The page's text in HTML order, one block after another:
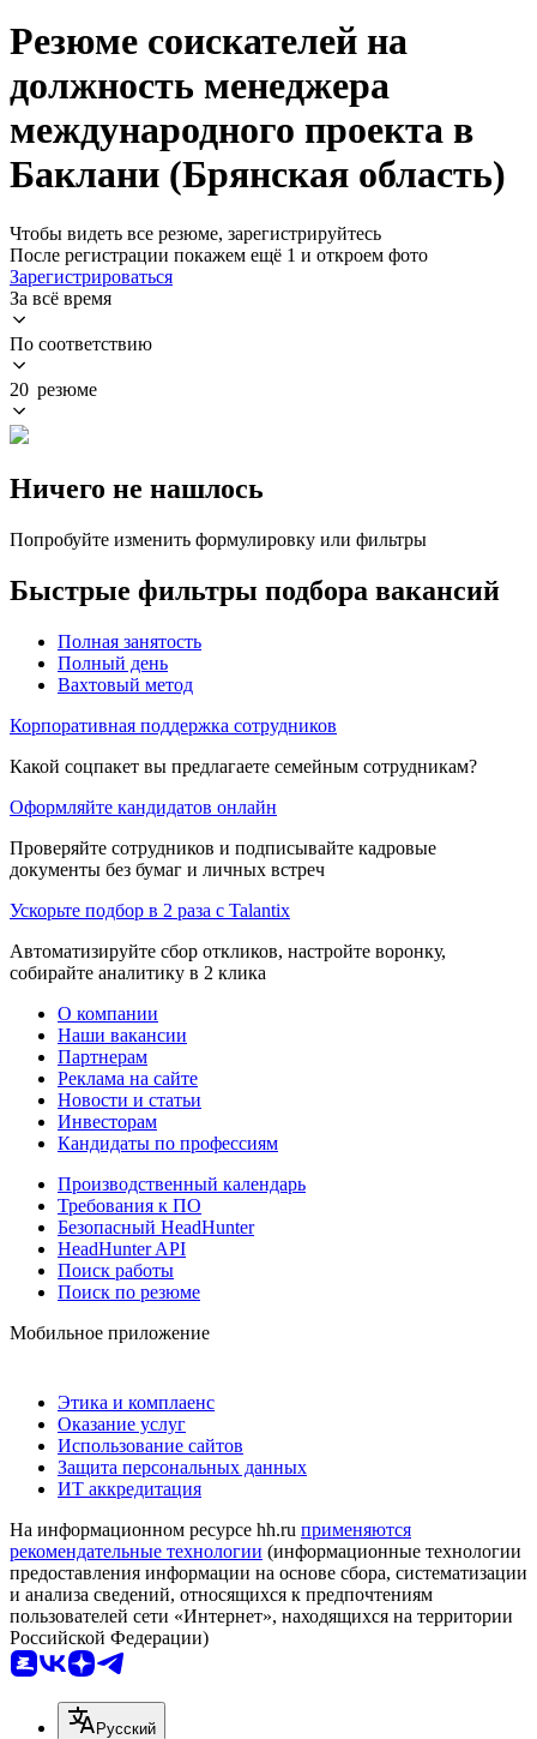
Резюме соискателей на
должность менеджера
международного проекта в
Баклани (Брянская область)
Чтобы видеть все резюме, зарегистрируйтесь
После регистрации покажем ещё 1 и откроем фото
Зарегистрироваться
За всё время
По соответствию
20 резюме
Ничего не нашлось
Попробуйте изменить формулировку или фильтры
Быстрые фильтры подбора вакансий
Полная занятость
Полный день
Вахтовый метод
Корпоративная поддержка сотрудников
Какой соцпакет вы предлагаете семейным сотрудникам?
Оформляйте кандидатов онлайн
Проверяйте сотрудников и подписывайте кадровые
документы без бумаг и личных встреч
Ускорьте подбор в 2 раза с Talantix
Автоматизируйте сбор откликов, настройте воронку,
собирайте аналитику в 2 клика
О компании
Наши вакансии
Партнерам
Реклама на сайте
Новости и статьи
Инвесторам
Кандидаты по профессиям
Производственный календарь
Требования к ПО
Безопасный HeadHunter
HeadHunter API
Поиск работы
Поиск по резюме
Мобильное приложение
Этика и комплаенс
Оказание услуг
Использование сайтов
Защита персональных данных
ИТ аккредитация
На информационном ресурсе hh.ru применяются
рекомендательные технологии (информационные технологии
предоставления информации на основе сбора, систематизации
и анализа сведений, относящихся к предпочтениям
пользователей сети «Интернет», находящихся на территории
Российской Федерации)
Русский